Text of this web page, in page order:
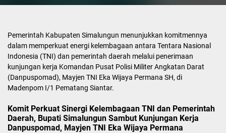
Pemerintah Kabupaten Simalungun menunjukkan komitmennya
dalam memperkuat energi kelembagaan antara Tentara Nasional
Indonesia (TNI) dan pemerintah daerah melalui penerimaan
kunjungan kerja Komandan Pusat Polisi Militer Angkatan Darat
(Danpuspomad), Mayjen TNI Eka Wijaya Permana SH, di
Madenpom I/1 Pematang Siantar.
Komit Perkuat Sinergi Kelembagaan TNI dan Pemerintah
Daerah, Bupati Simalungun Sambut Kunjungan Kerja
Danpuspomad, Mayjen TNI Eka Wijaya Permana